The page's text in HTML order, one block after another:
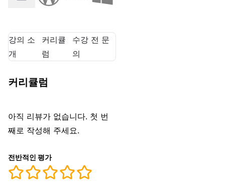
강의 소
개
커리큘
럼
수강 전 문
의
커리큘럼
아직 리뷰가 없습니다. 첫 번
째로 작성해 주세요.
전반적인 평가